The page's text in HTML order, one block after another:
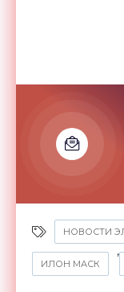
НОВОСТИ
ИЛОН МАСК
,